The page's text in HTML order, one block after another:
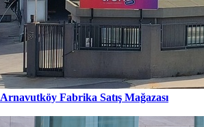
Arnavutköy Fabrika Satış Mağazası